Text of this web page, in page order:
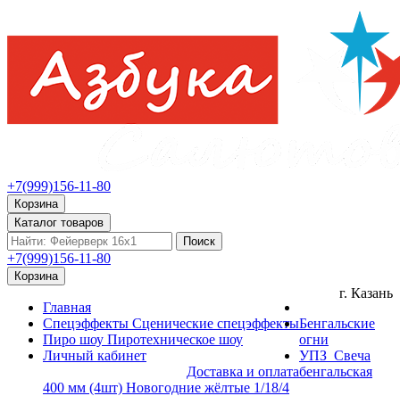
+7(999)156-11-80
Корзина
Каталог товаров
Поиск
+7(999)156-11-80
Корзина
Главная
Спецэффекты Сценические спецэффекты
Пиро шоу Пиротехническое шоу
Личный кабинет
Доставка и оплата
г. Казань
Бенгальские
огни
УПЗ_Свеча
бенгальская
400 мм (4шт) Новогодние жёлтые 1/18/4